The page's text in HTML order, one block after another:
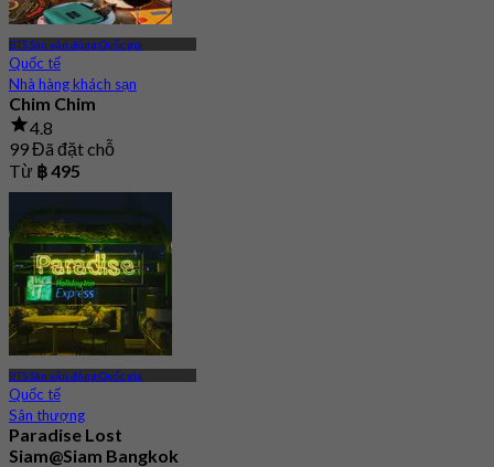
BTS Sân vận động Quốc gia
Quốc tế
Nhà hàng khách sạn
Chim Chim
4.8
99 Đã đặt chỗ
Từ ฿ 495
BTS Sân vận động Quốc gia
Quốc tế
Sân thượng
Paradise Lost
Siam@Siam Bangkok